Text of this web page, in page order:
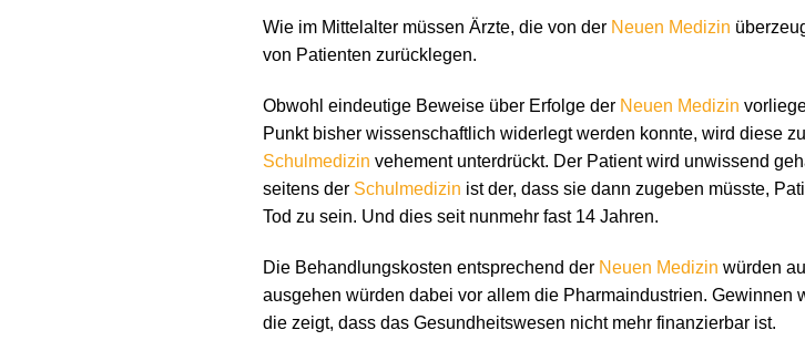
Wie im Mittelalter müssen Ärzte, die von der Neuen Medizin
von Patienten zurücklegen.
Obwohl eindeutige Beweise über Erfolge der Neuen Medizin
Punkt bisher wissenschaftlich widerlegt werden konnte, wird diese
Schulmedizin vehement unterdrückt. Der Patient wird unwissend
seitens der Schulmedizin ist der, dass sie dann zugeben müsste,
Tod zu sein. Und dies seit nunmehr fast 14 Jahren.
Die Behandlungskosten entsprechend der Neuen Medizin würden
ausgehen würden dabei vor allem die Pharmaindustrien. Gewinnen
die zeigt, dass das Gesundheitswesen nicht mehr finanzierbar ist.